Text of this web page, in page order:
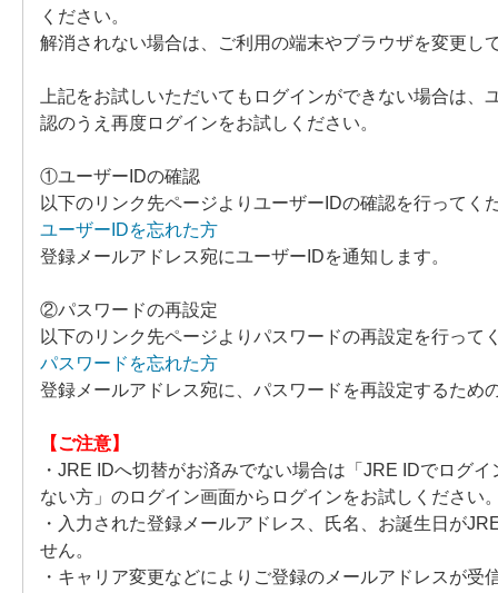
ください。
解消されない場合は、ご利用の端末やブラウザを変更し
上記をお試しいただいてもログインができない場合は
認のうえ再度ログインをお試しください。
①ユーザーIDの確認
以下のリンク先ページよりユーザーIDの確認を行ってく
ユーザーIDを忘れた方
登録メールアドレス宛にユーザーIDを通知します。
②パスワードの再設定
以下のリンク先ページよりパスワードの再設定を行って
パスワードを忘れた方
登録メールアドレス宛に、パスワードを再設定するため
【ご注意】
・JRE IDへ切替がお済みでない場合は「JRE IDでログ
ない方」のログイン画面からログインをお試しください
・入力された登録メールアドレス、氏名、お誕生日が
せん。
・キャリア変更などによりご登録のメールアドレスが